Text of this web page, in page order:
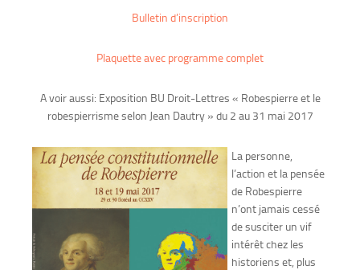
Bulletin d’inscription
Plaquette avec programme complet
A voir aussi: Exposition BU Droit-Lettres « Robespierre et le
robespierrisme selon Jean Dautry » du 2 au 31 mai 2017
La personne,
l’action et la pensée
de Robespierre
n’ont jamais cessé
de susciter un vif
intérêt chez les
historiens et, plus